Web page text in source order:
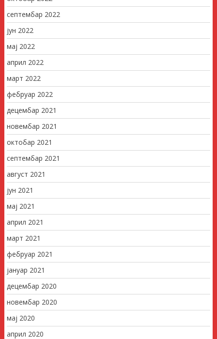
септембар 2022
јун 2022
мај 2022
април 2022
март 2022
фебруар 2022
децембар 2021
новембар 2021
октобар 2021
септембар 2021
август 2021
јун 2021
мај 2021
април 2021
март 2021
фебруар 2021
јануар 2021
децембар 2020
новембар 2020
мај 2020
април 2020